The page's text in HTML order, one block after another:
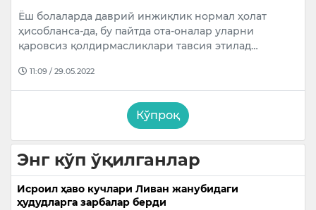
Ёш болаларда даврий инжиқлик нормал ҳолат
ҳисобланса-да, бу пайтда ота-оналар уларни
қаровсиз қолдирмасликлари тавсия этилад…
11:09 / 29.05.2022
Кўпроқ
Энг кўп ўқилганлар
Исроил ҳаво кучлари Ливан жанубидаги
ҳудудларга зарбалар берди